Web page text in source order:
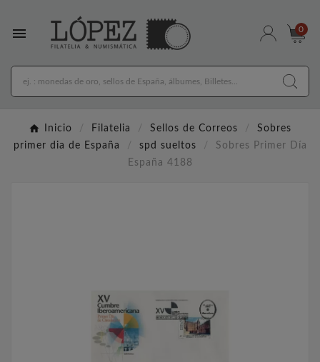
 0
Inicio Filatelia Sellos de Correos
Sobres
primer dia de España
spd sueltos
Sobres Primer Día
España 4188